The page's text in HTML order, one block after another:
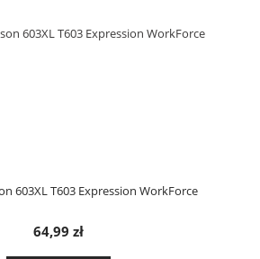
603XL T603 Expression WorkForce
64,99 zł